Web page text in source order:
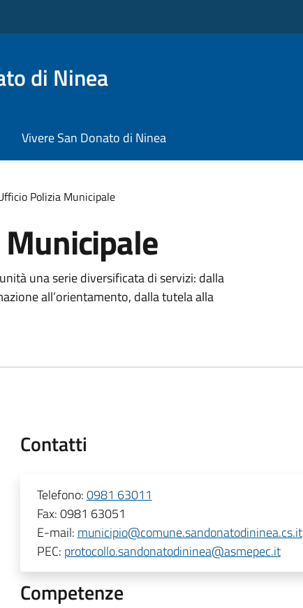
di Ninea
Vivere San Donato di Ninea
Polizia Municipale
una serie diversificata di servizi: dalla
all’orientamento, dalla tutela alla
Contatti
Telefono:0981 63011
Fax:0981 63051
E-mail: municipio@comune.sandonatodininea.cs.it
PEC: protocollo.sandonatodininea@asmepec.it
Competenze